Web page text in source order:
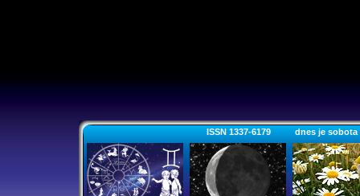
ISSN 1337-6179 dnes je sobota